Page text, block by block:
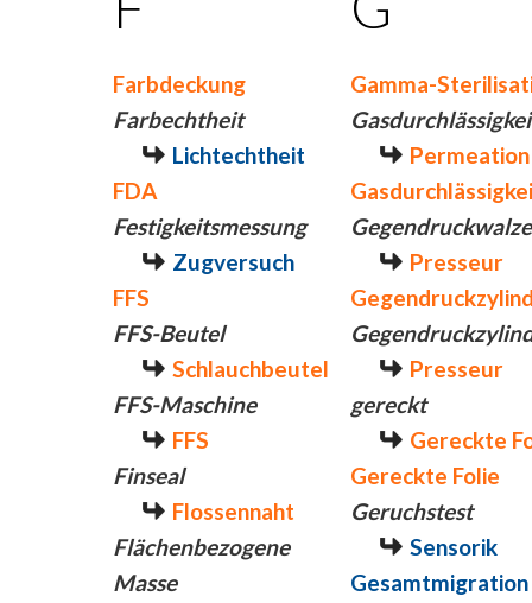
Farbdeckung
Farbechtheit
Lichtechtheit
FDA
Festigkeitsmessung
Zugversuch
FFS
FFS-Beutel
Schlauchbeutel
FFS-Maschine
FFS
Finseal
Flossennaht
Flächenbezogene
Masse
Gamma-
Permeation
Gegendruckwalze
Presseur
Presseur
gereckt
Gereckte
Gereckte Folie
Geruchstest
Sensorik
Gesamtmigration